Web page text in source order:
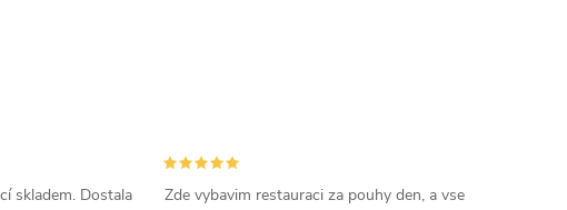
skladem. Dostala
Zde vybavim restauraci za pouhy den, a vse